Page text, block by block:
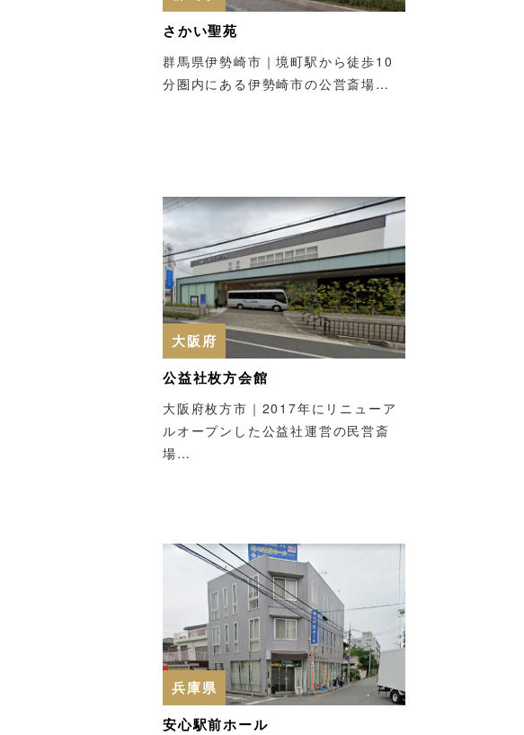
さかい聖苑
群馬県伊勢崎市｜境町駅から徒歩10
分圏内にある伊勢崎市の公営斎場…
大阪府
公益社枚方会館
大阪府枚方市｜2017年にリニューア
ルオープンした公益社運営の民営斎
場…
兵庫県
安心駅前ホール